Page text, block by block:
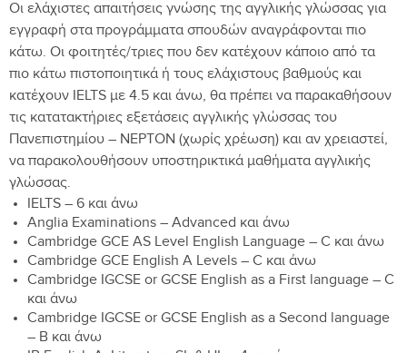
Οι ελάχιστες απαιτήσεις γνώσης της αγγλικής γλώσσας για
εγγραφή στα προγράμματα σπουδών αναγράφονται πιο
κάτω. Οι φοιτητές/τριες που δεν κατέχουν κάποιο από τα
πιο κάτω πιστοποιητικά ή τους ελάχιστους βαθμούς και
κατέχουν IELTS με 4.5 και άνω, θα πρέπει να παρακαθήσουν
τις κατατακτήριες εξετάσεις αγγλικής γλώσσας του
Πανεπιστημίου – NEPTON (χωρίς χρέωση) και αν χρειαστεί,
να παρακολουθήσουν υποστηρικτικά μαθήματα αγγλικής
γλώσσας.
IELTS – 6 και άνω
Anglia Examinations – Advanced και άνω
Cambridge GCE AS Level English Language – C και άνω
Cambridge GCE English A Levels – C και άνω
Cambridge IGCSE or GCSE English as a First language – C
και άνω
Cambridge IGCSE or GCSE English as a Second language
– B και άνω